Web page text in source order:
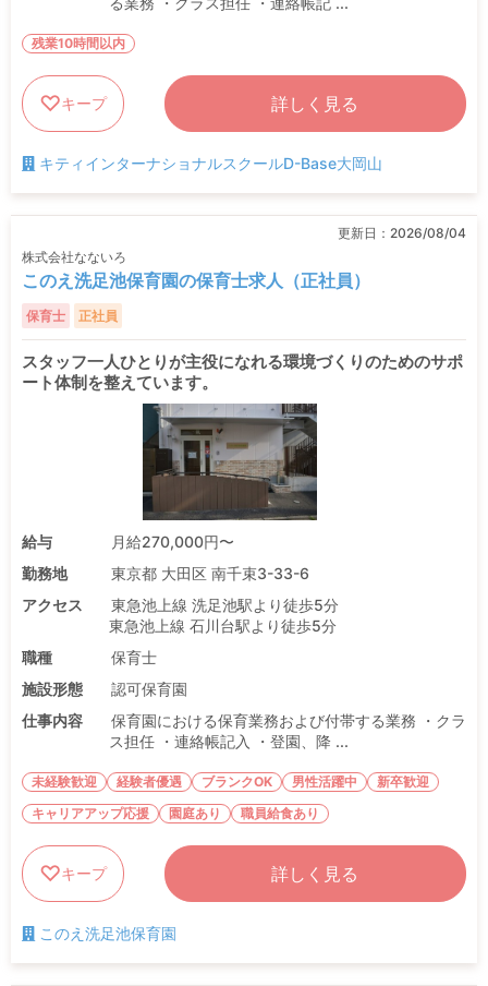
残業10時間以内
キープ 詳しく見る
キティインターナショナルスクールD-Base大岡山
更新日： 2026/08/04
株式会社なないろ
このえ洗足池保育園の保育士求人（正社員）
保育士 正社員
スタッフ一人ひとりが主役になれる環境づくりのためのサポ
ート体制を整えています。
給与
月給270,000円〜
勤務地
東京都 大田区 南千束3-33-6
アクセス
東急池上線 洗足池駅より徒歩5分
東急池上線 石川台駅より徒歩5分
職種
保育士
施設形態
認可保育園
仕事内容
保育園における保育業務および付帯する業務 ・クラ
ス担任 ・連絡帳記入 ・登園、降 ...
未経験歓迎 経験者優遇 ブランクOK 男性活躍中
新卒歓迎
キャリアアップ応援
園庭あり 職員給食あり
キープ 詳しく見る
このえ洗足池保育園